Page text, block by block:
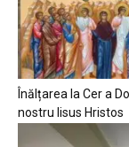
Înălțarea la Cer a
nostru Iisus Hristos